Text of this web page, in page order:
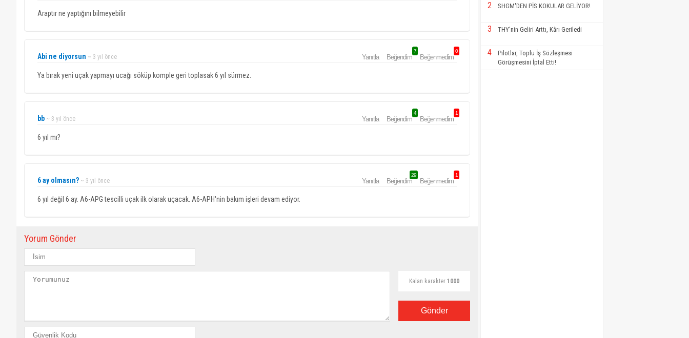
Araptır ne yaptığını bilmeyebilir
Abi ne diyorsun ~ 3 yıl önce Yanıtla Beğendim
7
Beğenmedim
0
Ya bırak yeni uçak yapmayı ucağı söküp komple geri toplasak 6 yıl sürmez.
bb ~ 3 yıl önce Yanıtla Beğendim
4
Beğenmedim
1
6 yıl mı?
6 ay olmasın? ~ 3 yıl önce Yanıtla Beğendim
29
Beğenmedim
1
6 yıl değil 6 ay. A6-APG tescilli uçak ilk olarak uçacak. A6-APH'nin bakım işleri devam ediyor.
Yorum Gönder
Kalan karakter 1000
Gönder
2 SHGM'DEN PİS KOKULAR GELİYOR!
3 THY’nin Geliri Arttı, Kârı Geriledi
4
Pilotlar, Toplu İş Sözleşmesi
Görüşmesini İptal Etti!